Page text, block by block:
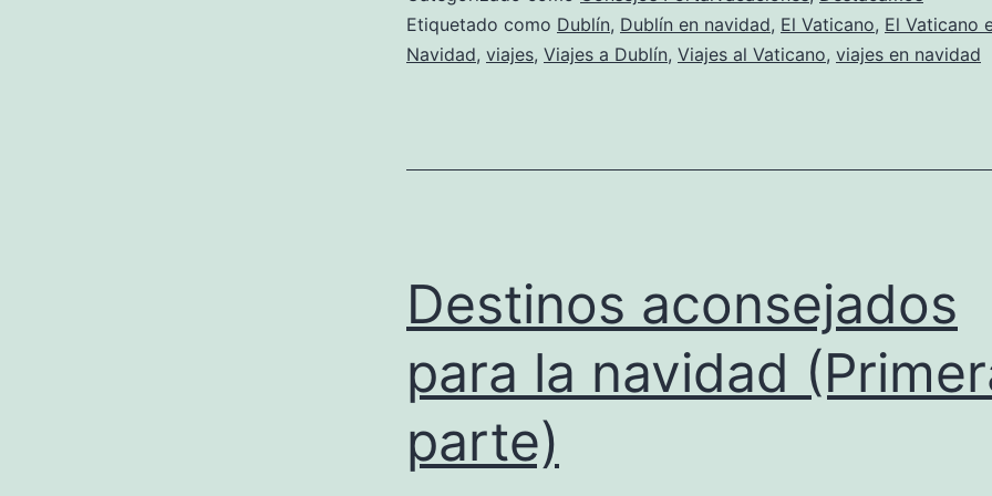
Etiquetado como Dublín, Dublín en navidad, El Vaticano, El Vaticano
Navidad, viajes, Viajes a Dublín, Viajes al Vaticano, viajes en navidad
Destinos aconsejados
para la navidad
parte)